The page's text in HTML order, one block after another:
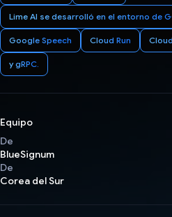
Lime AI se desarrolló en el entorno de
Google Speech Cloud Run
y gRPC.
Equipo
De
BlueSignum
De
Corea del Sur